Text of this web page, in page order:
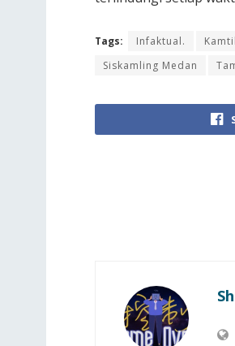
Tags: Infaktual.
Siskamling Medan